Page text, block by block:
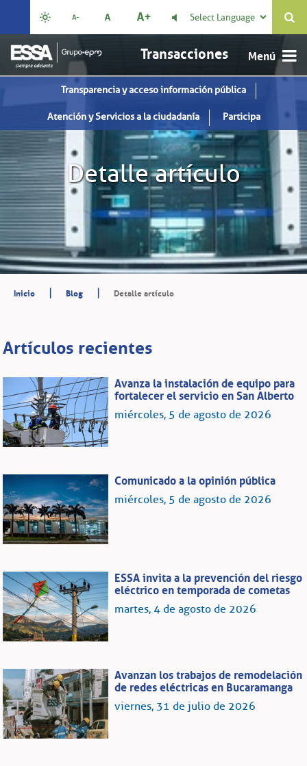
Select Language 
Transacciones
Transparencia y acceso información pública
Atención y Servicios a la ciudadanía Participa
Detalle artículo
Inicio | Blog | Detalle artículo
Artículos recientes
Avanza la instalación de equipo para
fortalecer el servicio en San Alberto
miércoles, 5 de agosto de 2026
Comunicado a la opinión pública
miércoles, 5 de agosto de 2026
ESSA invita a la prevención del riesgo
eléctrico en temporada de cometas
martes, 4 de agosto de 2026
Avanzan los trabajos de remodelación
de redes eléctricas en Bucaramanga
viernes, 31 de julio de 2026